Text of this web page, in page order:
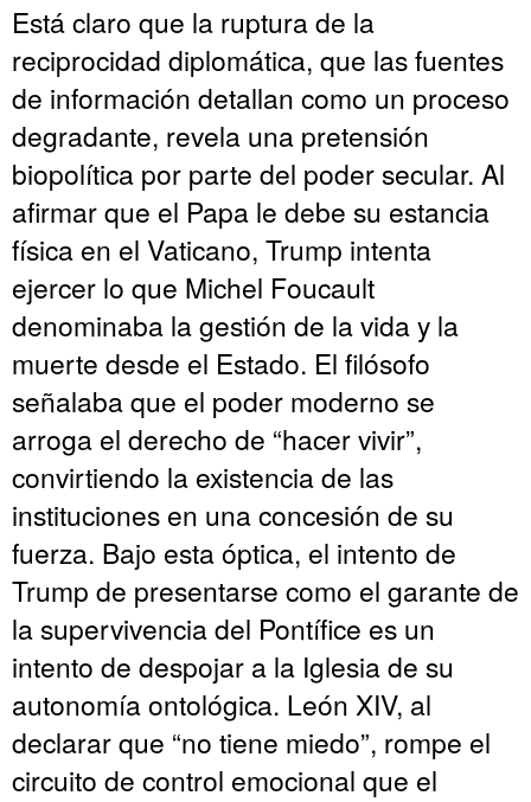
Está claro que la ruptura de la
reciprocidad diplomática, que las fuentes
de información detallan como un proceso
degradante, revela una pretensión
biopolítica por parte del poder secular. Al
afirmar que el Papa le debe su estancia
física en el Vaticano, Trump intenta
ejercer lo que Michel Foucault
denominaba la gestión de la vida y la
muerte desde el Estado. El filósofo
señalaba que el poder moderno se
arroga el derecho de “hacer vivir”,
convirtiendo la existencia de las
instituciones en una concesión de su
fuerza. Bajo esta óptica, el intento de
Trump de presentarse como el garante de
la supervivencia del Pontífice es un
intento de despojar a la Iglesia de su
autonomía ontológica. León XIV, al
declarar que “no tiene miedo”, rompe el
circuito de control emocional que el